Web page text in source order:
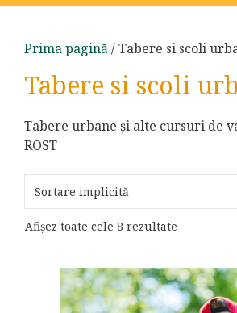
Prima pagină/ Tabere si scoli
Tabere si scoli
Tabere urbane și alte cursuri de
ROST
Afișez toate cele 8 rezultate